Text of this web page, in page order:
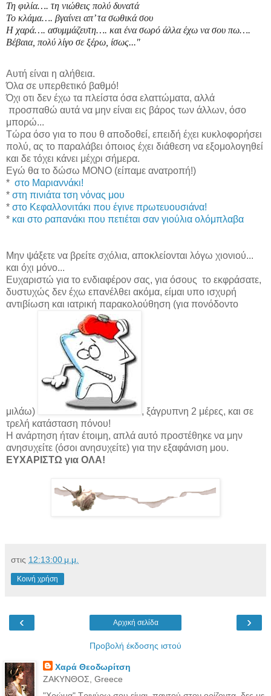
Τη φιλία…. τη νιώθεις πολύ δυνατά
Το κλάμα…. βγαίνει απ’ τα σωθικά σου
Η χαρά…. ασυμμάζευτη…. και ένα σωρό άλλα έχω να σου πω….
Βέβαια, πολύ λίγο σε ξέρω, ίσως..."
Αυτή είναι η αλήθεια.
Όλα σε υπερθετικό βαθμό!
Όχι οτι δεν έχω τα πλείστα όσα ελαττώματα, αλλά
προσπαθώ αυτά να μην είναι εις βάρος των άλλων, όσο
μπορώ...
Τώρα όσο για το που θ αποδοθεί, επειδή έχει κυκλοφορήσει
πολύ, ας το παραλάβει όποιος έχει διάθεση να εξομολογηθεί
και δε τόχει κάνει μέχρι σήμερα.
Εγώ θα το δώσω ΜΟΝΟ (είπαμε ανατροπή!)
* στο Μαριαννάκι!
* στη πινιάτα τση νόνας μου
* στο Κεφαλλονιτάκι που έγινε πρωτευουσιάνα!
* και στο ραπανάκι που πετιέται σαν γιούλια ολόμπλαβα
Μην ψάξετε να βρείτε σχόλια, αποκλείονται λόγω χιονιού...
και όχι μόνο...
Ευχαριστώ για το ενδιαφέρον σας, για όσους το εκφράσατε,
δυστυχώς δεν έχω επανέλθει ακόμα, είμαι υπο ισχυρή
αντιβίωση και ιατρική παρακολούθηση (για πονόδοντο
μιλάω)
, ξάγρυπνη 2 μέρες, και σε
τρελή κατάσταση πόνου!
Η ανάρτηση ήταν έτοιμη, απλά αυτό προστέθηκε να μην
ανησυχείτε (όσοι ανησυχείτε) για την εξαφάνιση μου.
ΕΥΧΑΡΙΣΤΩ για ΟΛΑ!
στις 12:13:00 μ.μ.
Κοινή χρήση
‹ ›
Αρχική σελίδα
Προβολή έκδοσης ιστού
Χαρά Θεοδωρίτση
ΖΑΚΥΝΘΟΣ, Greece